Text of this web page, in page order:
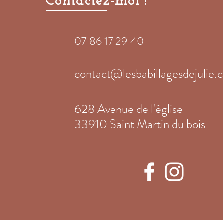
07 86 17 29 40
628 Avenue de l'église
33910 Saint Martin du bois